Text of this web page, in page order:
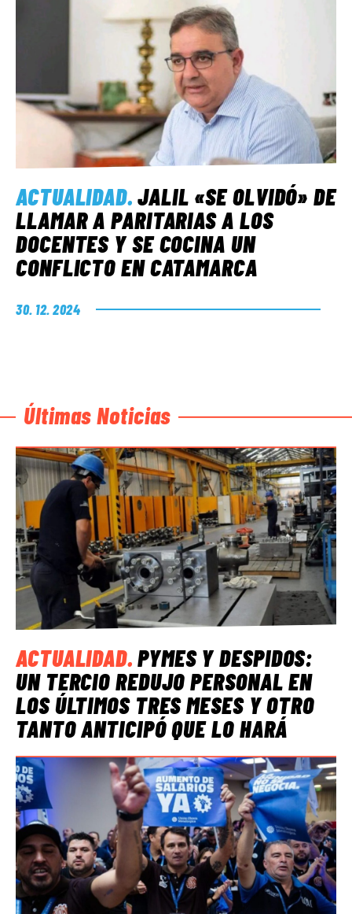
ACTUALIDAD.JALIL «SE OLVIDÓ» DE
LLAMAR A PARITARIAS A LOS
DOCENTES Y SE COCINA UN
CONFLICTO EN CATAMARCA
30. 12. 2024
Últimas Noticias
ACTUALIDAD.PYMES Y DESPIDOS:
UN TERCIO REDUJO PERSONAL EN
LOS ÚLTIMOS TRES MESES Y OTRO
TANTO ANTICIPÓ QUE LO HARÁ